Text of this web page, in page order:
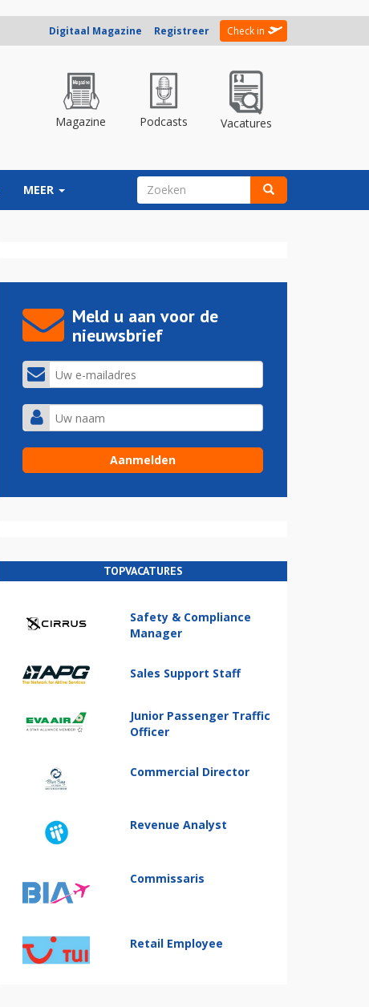
Digitaal Magazine Registreer Check in
Magazine Podcasts Vacatures
MEER ZOEKVELD
Meld u aan voor de
nieuwsbrief
TOPVACATURES
Safety & Compliance
Manager
Sales Support Staff
Junior Passenger Traffic
Officer
Commercial Director
Revenue Analyst
Commissaris
Retail Employee